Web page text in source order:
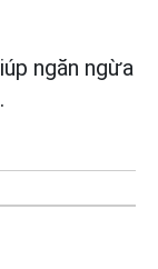
ngăn ngừa